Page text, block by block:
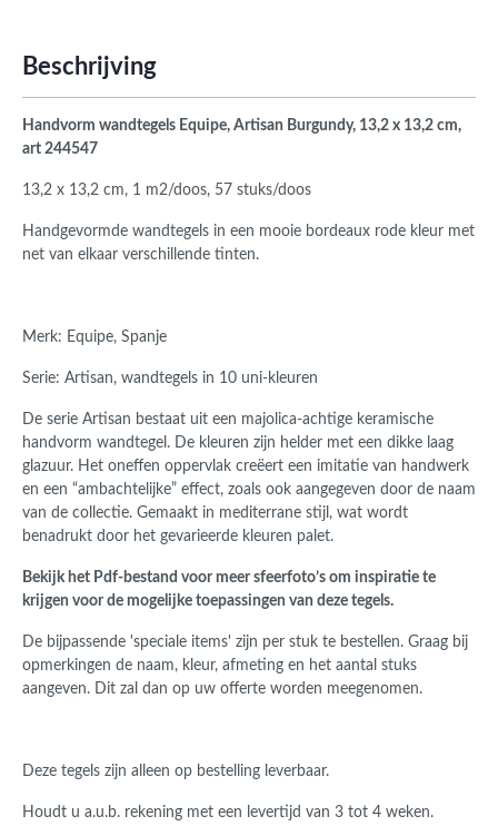
Beschrijving
Handvorm wandtegels Equipe, Artisan Burgundy, 13,2 x 13,2 cm,
art 244547
13,2 x 13,2 cm, 1 m2/doos, 57 stuks/doos
Handgevormde wandtegels in een mooie bordeaux rode kleur met
net van elkaar verschillende tinten.
Merk: Equipe, Spanje
Serie: Artisan, wandtegels in 10 uni-kleuren
De serie Artisan bestaat uit een majolica-achtige keramische
handvorm wandtegel. De kleuren zijn helder met een dikke laag
glazuur. Het oneffen oppervlak creëert een imitatie van handwerk
en een “ambachtelijke” effect, zoals ook aangegeven door de naam
van de collectie. Gemaakt in mediterrane stijl, wat wordt
benadrukt door het gevarieerde kleuren palet.
Bekijk het Pdf-bestand voor meer sfeerfoto’s om inspiratie te
krijgen voor de mogelijke toepassingen van deze tegels.
De bijpassende 'speciale items' zijn per stuk te bestellen. Graag bij
opmerkingen de naam, kleur, afmeting en het aantal stuks
aangeven. Dit zal dan op uw offerte worden meegenomen.
Deze tegels zijn alleen op bestelling leverbaar.
Houdt u a.u.b. rekening met een levertijd van 3 tot 4 weken.